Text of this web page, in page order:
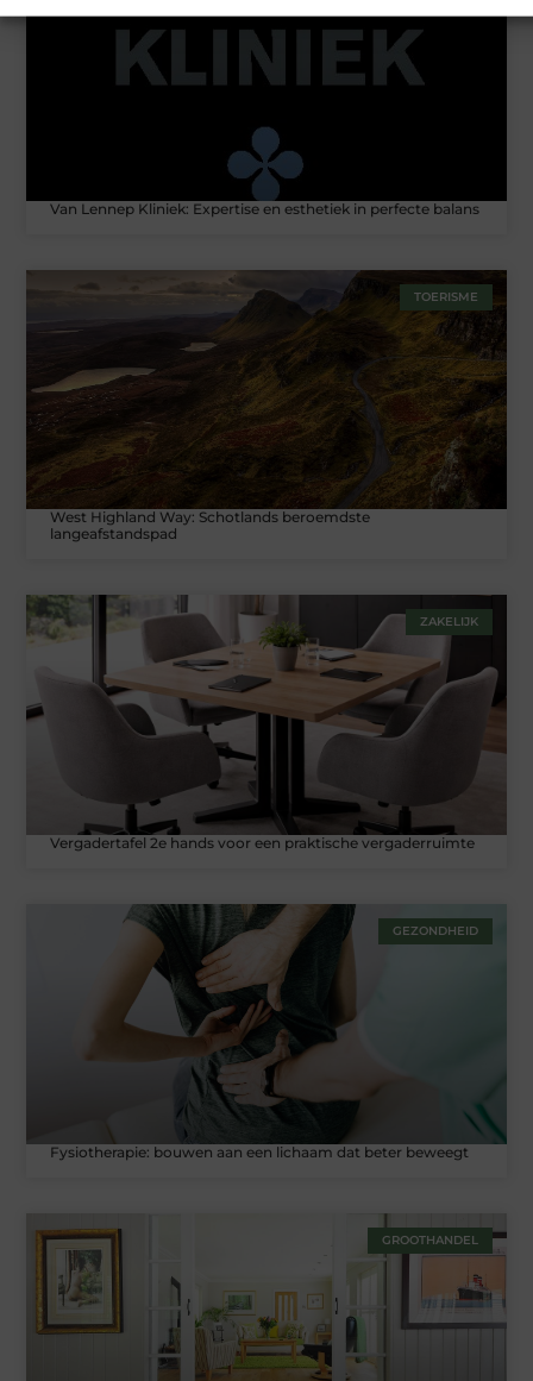
Van Lennep Kliniek: Expertise en esthetiek in perfecte balans
TOERISME
West Highland Way: Schotlands beroemdste
langeafstandspad
ZAKELIJK
Vergadertafel 2e hands voor een praktische vergaderruimte
GEZONDHEID
Fysiotherapie: bouwen aan een lichaam dat beter beweegt
GROOTHANDEL